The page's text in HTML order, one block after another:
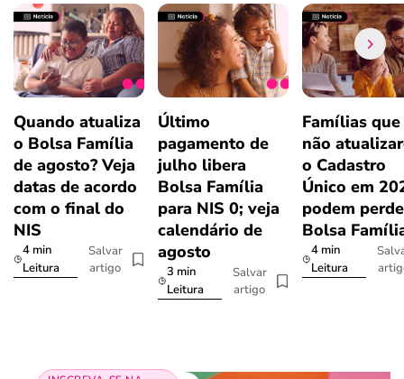
Quando atualiza
o Bolsa Família
de agosto? Veja
datas de acordo
com o final do
NIS
4 min
Leitura
Salvar
artigo
Último
pagamento de
julho libera
Bolsa Família
para NIS 0; veja
calendário de
agosto
3 min
Leitura
Salvar
artigo
Famílias que
não
o Cadastro
Único em
podem
Bolsa
4 min
Leitura